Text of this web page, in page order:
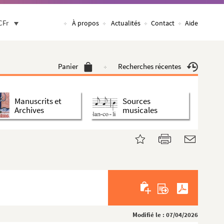
À propos Actualités Contact Aide
Panier Recherches récentes
Manuscrits et
Archives
Sources
musicales
Modifié le : 07/04/2026